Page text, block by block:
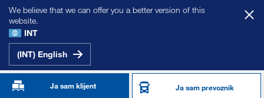
We believe that we can offer you a better version of this
website.
INT
(INT) English
Ja sam klijent Ja sam prevoznik